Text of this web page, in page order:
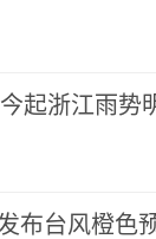
起浙江雨势
布台风橙色